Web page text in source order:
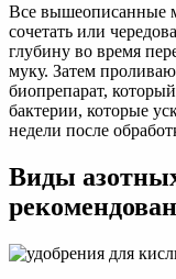
Все вышеописанные
сочетать или
глубину во время
муку. Затем
биопрепарат,
бактерии, которые
недели после
Виды